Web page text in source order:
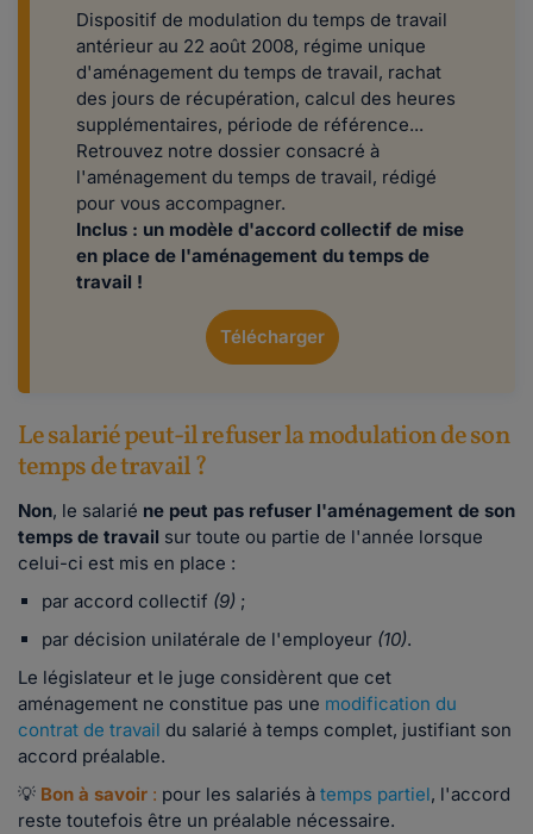
Dispositif de modulation du temps de travail
antérieur au 22 août 2008, régime unique
d'aménagement du temps de travail, rachat
des jours de récupération, calcul des heures
supplémentaires, période de référence...
Retrouvez notre dossier consacré à
l'aménagement du temps de travail, rédigé
pour vous accompagner.
Inclus : un modèle d'accord collectif de mise
en place de l'aménagement du temps de
travail !
Télécharger
Le salarié peut-il refuser la modulation de son
temps de travail ?
Non, le salarié ne peut pas refuser l'aménagement de son
temps de travail sur toute ou partie de l'année lorsque
celui-ci est mis en place :
par accord collectif (9) ;
par décision unilatérale de l'employeur (10).
Le législateur et le juge considèrent que cet
aménagement ne constitue pas une modification du
contrat de travail du salarié à temps complet, justifiant son
accord préalable.
💡 Bon à savoir : pour les salariés à temps partiel, l'accord
reste toutefois être un préalable nécessaire.